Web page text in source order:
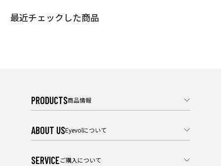
最近チェックした商品
PRODUCTS商品情報
ABOUT USEyevolについて
SERVICEご購入について